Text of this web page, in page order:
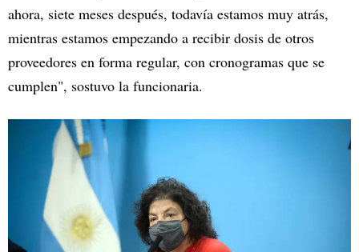
ahora, siete meses después, todavía estamos muy atrás,
mientras estamos empezando a recibir dosis de otros
proveedores en forma regular, con cronogramas que se
cumplen", sostuvo la funcionaria.